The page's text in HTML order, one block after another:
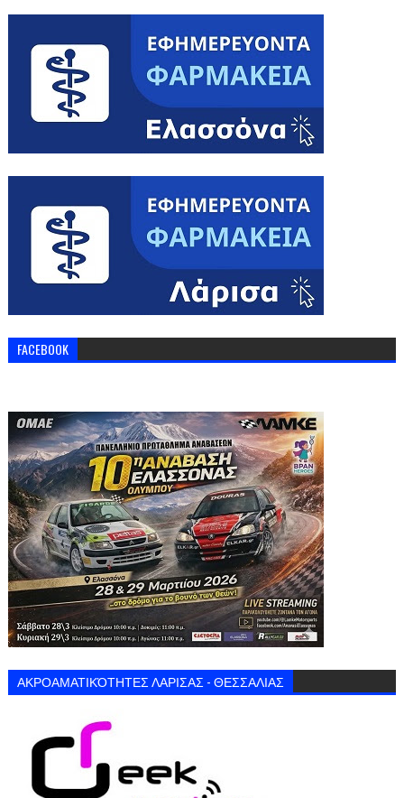
FACEBOOK
ΑΚΡΟΑΜΑΤΙΚΌΤΗΤΕΣ ΛΑΡΙΣΑΣ - ΘΕΣΣΑΛΙΑΣ